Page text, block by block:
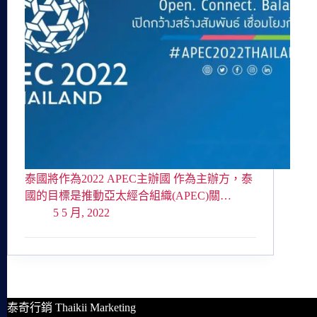
泰國將作為2022 APEC主辦國 作為主辦方，泰
國的目標是推動亞太經合組織(APEC)關…
5 5 月, 2022
泰奇行銷 Thaikii Marketing